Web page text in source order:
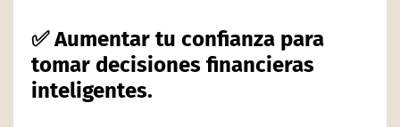
✅ Aumentar tu confianza para
tomar decisiones financieras
inteligentes.